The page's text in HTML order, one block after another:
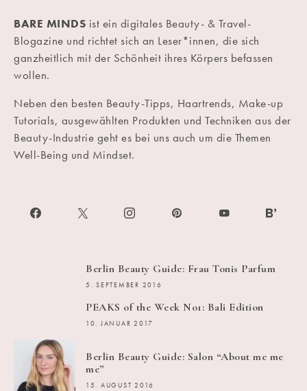
BARE MINDS ist ein digitales Beauty- & Travel-
Blogazine und richtet sich an Leser*innen, die sich
ganzheitlich mit der Schönheit ihres Körpers befassen
wollen.
Neben den besten Beauty-Tipps, Haartrends, Make-up
Tutorials, ausgewählten Produkten und Techniken aus der
Beauty-Industrie geht es bei uns auch um die Themen
Well-Being und Mindset.
Berlin Beauty Guide: Frau Tonis Parfum
5. SEPTEMBER 2016
PEAKS of the Week No1: Bali Edition
10. JANUAR 2017
Berlin Beauty Guide: Salon “About me me
me”
15. AUGUST 2016